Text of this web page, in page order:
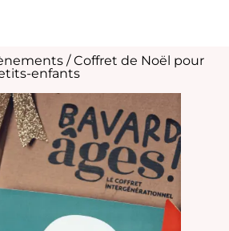
/ Coffret de Noël pour
enfants